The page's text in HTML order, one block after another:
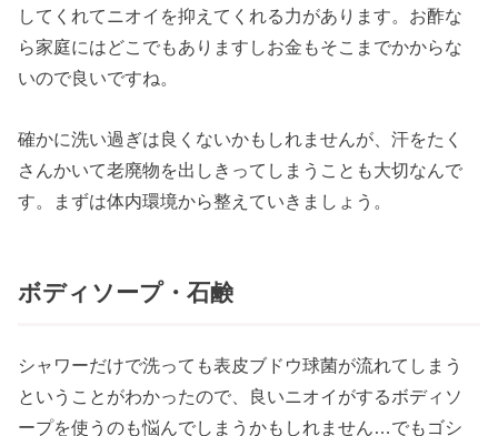
してくれてニオイを抑えてくれる力があります。お酢な
ら家庭にはどこでもありますしお金もそこまでかからな
いので良いですね。
確かに洗い過ぎは良くないかもしれませんが、汗をたく
さんかいて老廃物を出しきってしまうことも大切なんで
す。まずは体内環境から整えていきましょう。
ボディソープ・石鹸
シャワーだけで洗っても表皮ブドウ球菌が流れてしまう
ということがわかったので、良いニオイがするボディソ
ープを使うのも悩んでしまうかもしれません…でもゴシ